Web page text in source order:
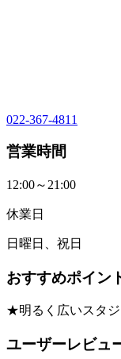
022-367-4811
営業時間
12:00～21:00
休業日
日曜日、祝日
おすすめポイン
★明るく広いスタジ
ユーザーレビュ